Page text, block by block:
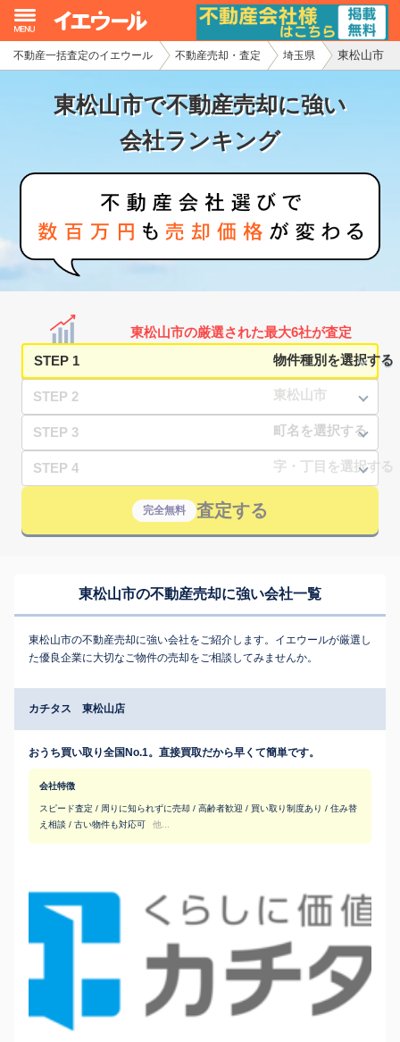
不動産一括査定のイエウール 不動産売却・査定 埼玉県 東松山市
東松山市で不動産売却に強い
会社ランキング
東松山市の厳選された最大6社が査定
STEP 1
STEP 2
STEP 3
STEP 4
完全無料 査定する
東松山市の不動産売却に強い会社一覧
東松山市の不動産売却に強い会社をご紹介します。イエウールが厳選し
た優良企業に大切なご物件の売却をご相談してみませんか。
カチタス 東松山店
おうち買い取り全国No.1。直接買取だから早くて簡単です。
会社特徴
スピード査定 / 周りに知られずに売却 / 高齢者歓迎 / 買い取り制度あり / 住み替
え相談 / 古い物件も対応可
他...
イエウール加盟希望の不動産会社様
初めての方へ
不動産の売却・一括査定
家査定シミュレーター
お問い合わせ